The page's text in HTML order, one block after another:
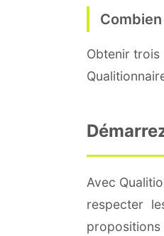
Obtenir trois
Avec
respecter
propositions